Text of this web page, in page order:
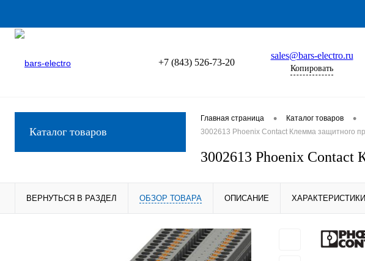
+7 (843) 526-73-20
sales@bars-electro.ru
Копировать
Каталог товаров
Главная страница • Каталог товаров •
3002613 Phoenix Contact Клемма защитного
3002613 Phoenix Contact
ВЕРНУТЬСЯ В РАЗДЕЛ ОБЗОР ТОВАРА ОПИСАНИЕ ХАРАКТЕРИСТИКИ